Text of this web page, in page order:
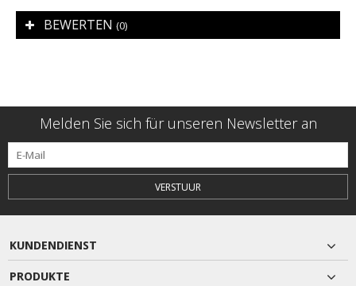
BEWERTEN (0)
Melden Sie sich für unseren Newsletter an
VERSTUUR
KUNDENDIENST
PRODUKTE